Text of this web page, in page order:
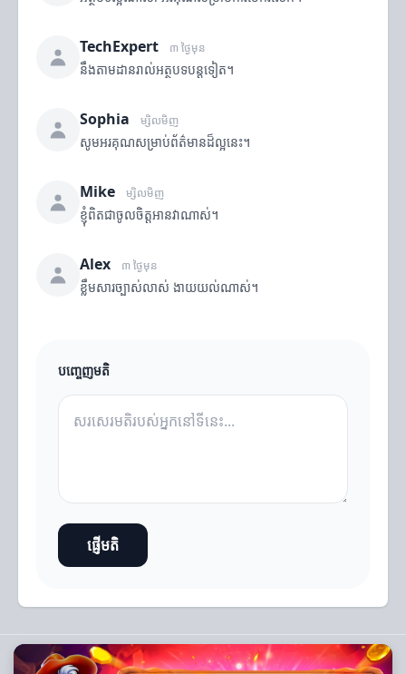
TechExpert ៣ ថ្ងៃមុន
នឹងតាមដានរាល់អត្ថបទបន្តទៀត។
Sophia ម្សិលមិញ
សូមអរគុណសម្រាប់ព័ត៌មានដ៏ល្អនេះ។
Mike ម្សិលមិញ
ខ្ញុំពិតជាចូលចិត្តអានវាណាស់។
Alex ៣ ថ្ងៃមុន
ខ្លឹមសារច្បាស់លាស់ ងាយយល់ណាស់។
បញ្ចេញមតិ
ផ្ញើមតិ